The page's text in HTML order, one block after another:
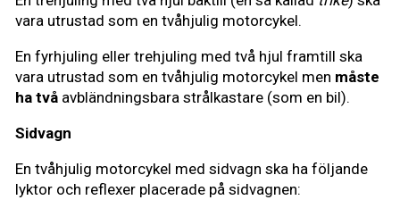
vara utrustad som en tvåhjulig motorcykel.
En fyrhjuling eller trehjuling med två hjul framtill ska
vara utrustad som en tvåhjulig motorcykel men måste
ha två avbländningsbara strålkastare (som en bil).
Sidvagn
En tvåhjulig motorcykel med sidvagn ska ha följande
lyktor och reflexer placerade på sidvagnen: